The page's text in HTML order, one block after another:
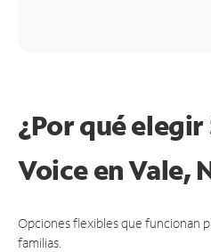
¿Por qué
Voice en Vale,
Opciones flexibles que funcionan
familias.